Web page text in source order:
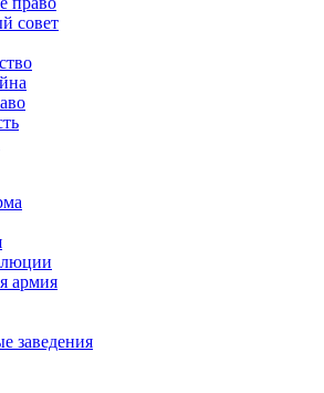
совет
армия
заведения